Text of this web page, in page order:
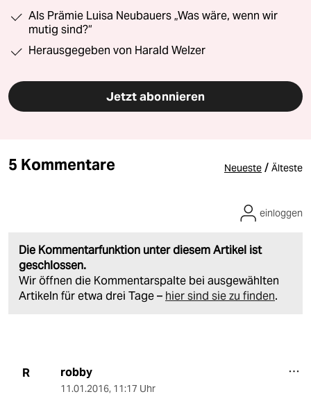
Als Prämie Luisa Neubauers „Was wäre, wenn wir
mutig sind?“
Herausgegeben von Harald Welzer
Jetzt abonnieren
5 Kommentare Neueste / Älteste
Die Kommentarfunktion unter diesem Artikel ist
geschlossen.
Wir öffnen die Kommentarspalte bei ausgewählten
Artikeln für etwa drei Tage – hier sind sie zu finden.
einloggen
R robby
11.01.2016, 11:17 Uhr